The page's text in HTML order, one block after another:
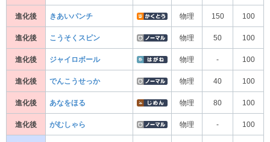
進化後 きあいパンチ 物理 150 100
進化後 こうそくスピン 物理 50 100
進化後 ジャイロボール 物理 - 100
進化後 でんこうせっか 物理 40 100
進化後 あなをほる 物理 80 100
進化後 がむしゃら 物理 - 100